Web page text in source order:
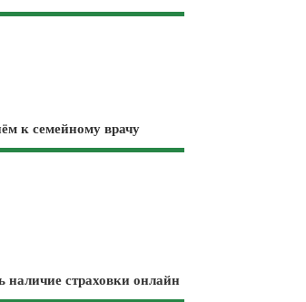
к семейному врачу
наличие страховки онлайн